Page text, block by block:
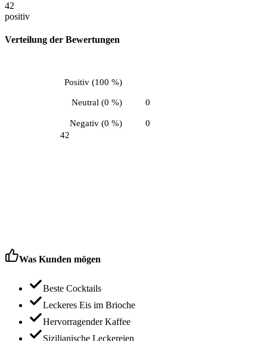
42
positiv
Verteilung der Bewertungen
0
Negativ(0 %)
0
Neutral (0 %)
42
Positiv(100 %)
Was Kunden mögen
Beste Cocktails
Leckeres Eis im Brioche
Hervorragender Kaffee
Sizilianische Leckereien